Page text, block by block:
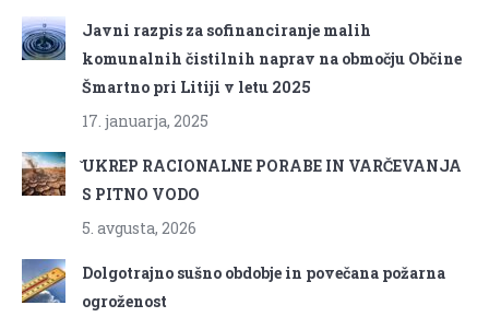
Javni razpis za sofinanciranje malih
komunalnih čistilnih naprav na območju Občine
Šmartno pri Litiji v letu 2025
17. januarja, 2025
̌UKREP RACIONALNE PORABE IN VARČEVANJA
S PITNO VODO
5. avgusta, 2026
Dolgotrajno sušno obdobje in povečana požarna
ogroženost